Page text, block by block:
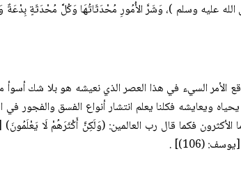
علیه وسلم )، وَشَرَّ الأُمُورِ مُحْدَثَاتُهَا وَكُلَّ مُحْدَثَةٍ
الأمر السيء في هذا العصر الذي نعيشه هو بلا شك
ويعايشه فكلنا يعلم انتشار أنواع الفسق والفجور في
(106)] .